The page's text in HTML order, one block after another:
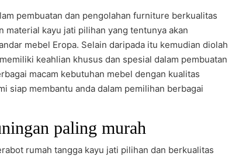
pembuatan dan pengolahan furniture berkualitas
material kayu jati pilihan yang tentunya akan
mebel Eropa. Selain daripada itu kemudian diolah
keahlian khusus dan spesial dalam pembuatan
macam kebutuhan mebel dengan kualitas
siap membantu anda dalam pemilihan berbagai
paling murah
rumah tangga kayu jati pilihan dan berkualitas